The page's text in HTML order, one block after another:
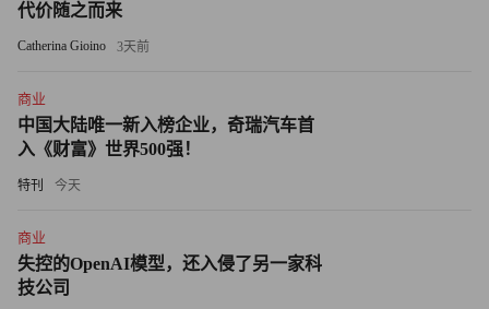
核心。对于不同的企业、不同的行业、不同的地域，CSR
有不同的含义，所以我们很难为 CSR 作简单的定义。追求
何达到这一目标，则取决于企业如何根据自身的情况与复杂
的环境相结合。
CSR 与利润
企业并不是为了与利益相关者对话而生存的，他们的目的
是获取利润。所以，一个很自然的问题是: CSR 对利润的贡
献有多大？这是一个重要的问题。
代价随之而来
Catherina Gioino 3天前
商业
中国大陆唯一新入榜企业，奇瑞汽车首
入《财富》世界500强！
特刊 今天
商业
失控的OpenAI模型，还入侵了另一家科
技公司